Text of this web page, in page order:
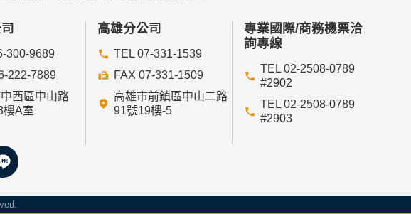
300-9689
222-7889
西區中山路
樓A室
高雄分公司
TEL 07-331-1539
FAX 07-331-1509
高雄市前鎮區中山二路
91號19樓-5
專業國際/商務機票洽
詢專線
TEL 02-2508-0789
#2902
TEL 02-2508-0789
#2903